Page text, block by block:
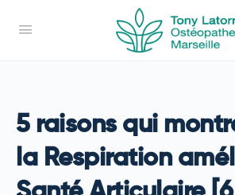
5 raisons qui
la Respiration